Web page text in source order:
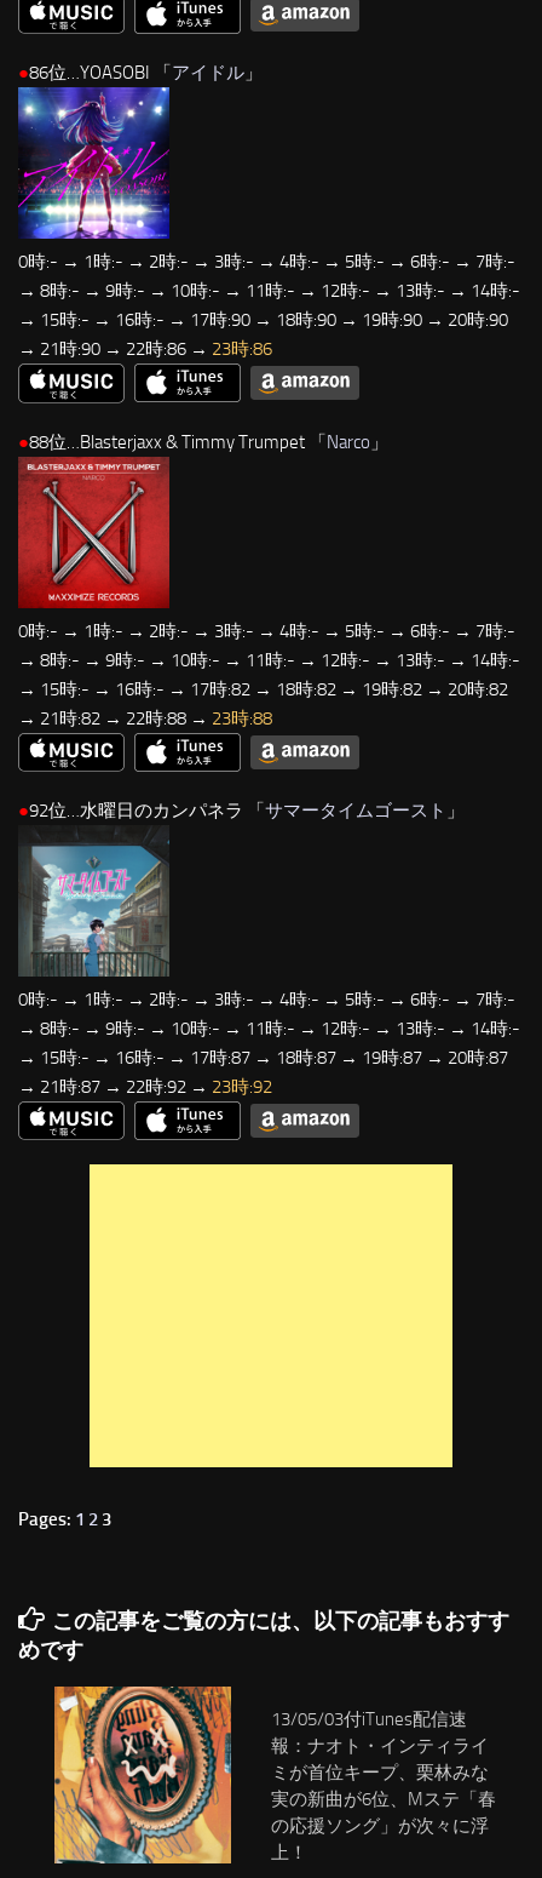
●86位…YOASOBI 「 アイドル 」
0時:- → 1時:- → 2時:- → 3時:- → 4時:- → 5時:- → 6時:- → 7時:-
→ 8時:- → 9時:- → 10時:- → 11時:- → 12時:- → 13時:- → 14時:-
→ 15時:- → 16時:- → 17時:90 → 18時:90 → 19時:90 → 20時:90
→ 21時:90 → 22時:86 → 23時:86
●88位…Blasterjaxx & Timmy Trumpet 「Narco 」
0時:- → 1時:- → 2時:- → 3時:- → 4時:- → 5時:- → 6時:- → 7時:-
→ 8時:- → 9時:- → 10時:- → 11時:- → 12時:- → 13時:- → 14時:-
→ 15時:- → 16時:- → 17時:82 → 18時:82 → 19時:82 → 20時:82
→ 21時:82 → 22時:88 → 23時:88
●92位…水曜日のカンパネラ 「サマータイムゴースト 」
0時:- → 1時:- → 2時:- → 3時:- → 4時:- → 5時:- → 6時:- → 7時:-
→ 8時:- → 9時:- → 10時:- → 11時:- → 12時:- → 13時:- → 14時:-
→ 15時:- → 16時:- → 17時:87 → 18時:87 → 19時:87 → 20時:87
→ 21時:87 → 22時:92 → 23時:92
Pages: 1 2 3
この記事をご覧の方には、以下の記事もおすす
めです
13/05/03付iTunes配信速
報：ナオト・インティライ
ミが首位キープ、栗林みな
実の新曲が6位、Mステ「春
の応援ソング」が次々に浮
上！